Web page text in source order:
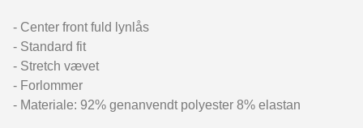
- Center front fuld lynlås
- Standard fit
- Stretch vævet
- Forlommer
- Materiale: 92% genanvendt polyester 8% elastan